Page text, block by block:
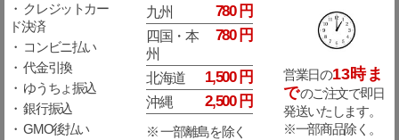
・ クレジットカー
ド決済
・ コンビニ払い
・ 代金引換
・ ゆうちょ振込
・ 銀行振込
・ GMO後払い
九州 780 円
四国・本
州
780 円
北海道 1,500 円
沖縄 2,500 円
※ 一部離島を除く
営業日の13時ま
でのご注文で即日
発送いたします。
※一部商品除く。